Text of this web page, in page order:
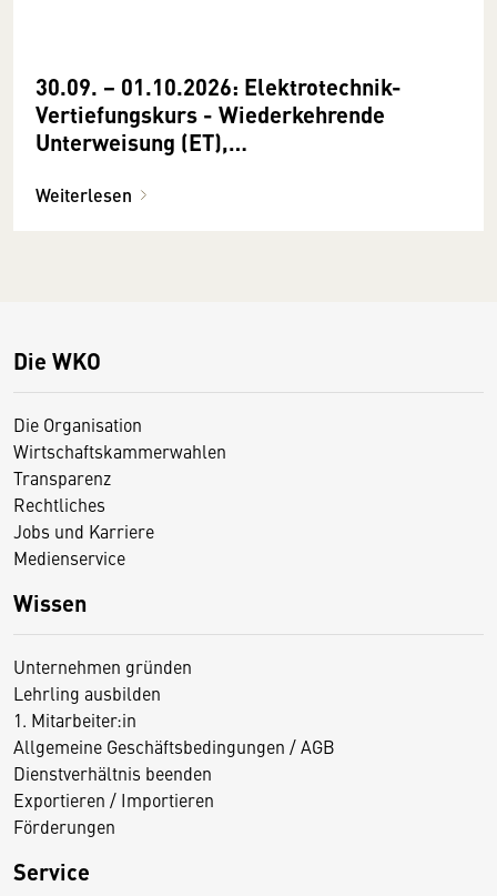
30.09. − 01.10.2026: Elektrotechnik-
Vertiefungskurs - Wiederkehrende
Unterweisung (ET),
Weiterlesen
Die WKO
Die Organisation
Wirtschaftskammerwahlen
Transparenz
Rechtliches
Jobs und Karriere
Medienservice
Wissen
Unternehmen gründen
Lehrling ausbilden
1. Mitarbeiter:in
Allgemeine Geschäftsbedingungen / AGB
Dienstverhältnis beenden
Exportieren / Importieren
Förderungen
Service